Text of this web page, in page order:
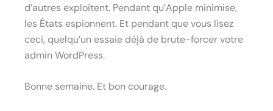
d’autres exploitent. Pendant qu’Apple minimise,
les États espionnent. Et pendant que vous lisez
ceci, quelqu’un essaie déjà de brute-forcer votre
admin WordPress.
Bonne semaine. Et bon courage.